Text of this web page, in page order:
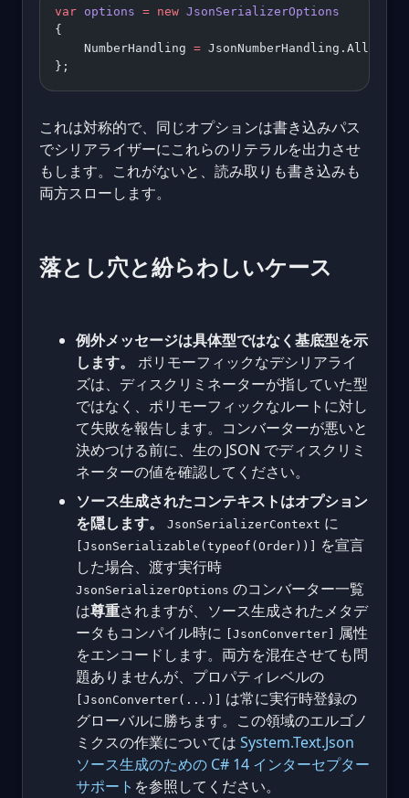
var options = new JsonSerializerOptions
{
    NumberHandling
=
};
これは対称的で、同じオプションは書き込みパス
でシリアライザーにこれらのリテラルを出力させ
もします。これがないと、読み取りも書き込みも
両方スローします。
落とし穴と紛らわしいケース
例外メッセージは具体型ではなく基底型を示
します。
ポリモーフィックなデシリアライ
ズは、ディスクリミネーターが指していた型
ではなく、ポリモーフィックなルートに対し
て失敗を報告します。コンバーターが悪いと
決めつける前に、生の JSON でディスクリミ
ネーターの値を確認してください。
ソース生成されたコンテキストはオプション
を隠します。
JsonSerializerContext に
[JsonSerializable(typeof(Order))]
を宣言
した場合、渡す実行時
JsonSerializerOptions のコンバーター一覧
は尊重されますが、ソース生成されたメタデ
ータもコンパイル時に
[JsonConverter]
属性
をエンコードします。両方を混在させても問
題ありませんが、プロパティレベルの
[JsonConverter(...)]
は常に実行時登録の
グローバルに勝ちます。この領域のエルゴノ
ミクスの作業については System.Text.Json
ソース生成のための C# 14 インターセプター
サポート を参照してください。